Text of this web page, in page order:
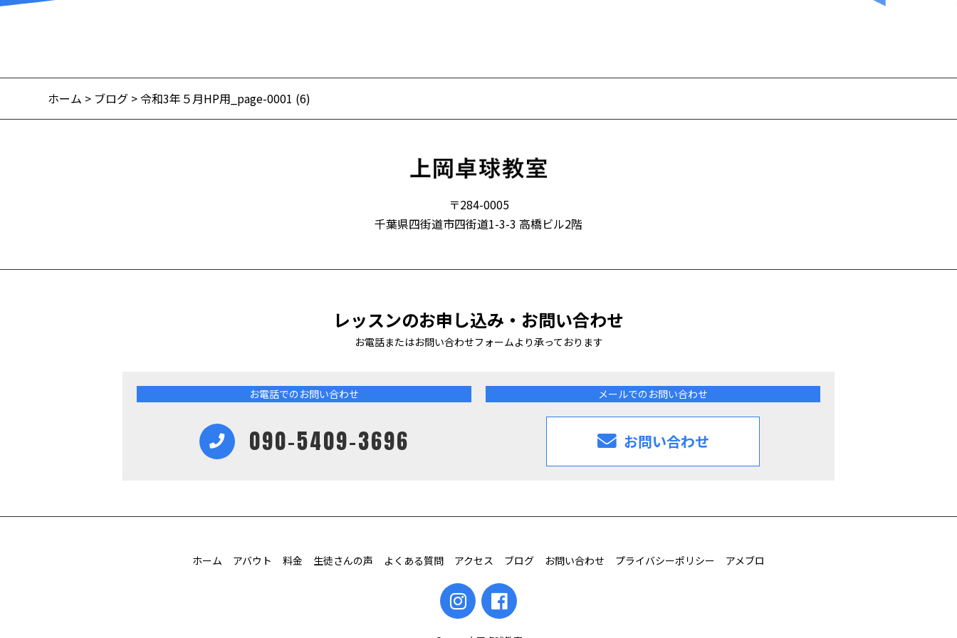
ホーム > ブログ > 令和3年５月HP用_page-0001 (6)
〒284-0005
千葉県四街道市四街道1-3-3 高橋ビル2階
レッスンのお申し込み・お問い合わせ
お電話またはお問い合わせフォームより承っております
お電話でのお問い合わせ
090-5409-3696
メールでのお問い合わせ
お問い合わせ
ホーム アバウト 料金 生徒さんの声 よくある質問 アクセス ブログ お問い合わせ プライバシーポリシー アメブロ